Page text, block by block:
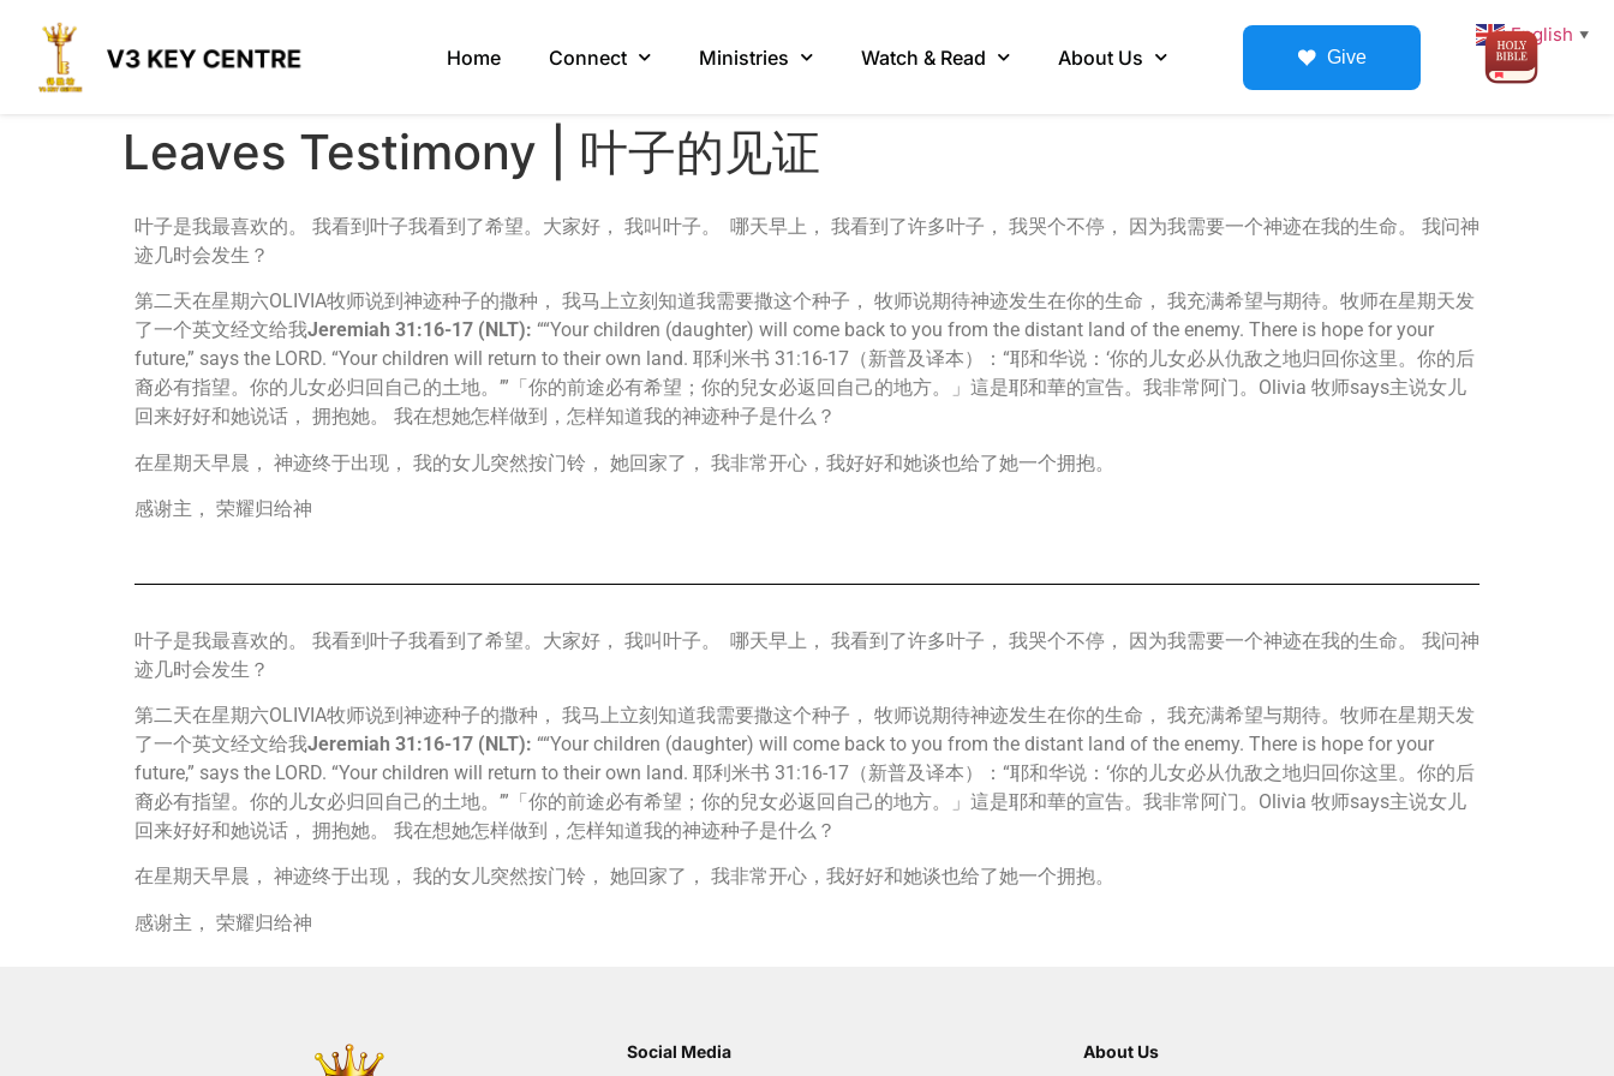
Home Connect Ministries Watch & Read About Us Give
English ▼
Leaves Testimony | 叶子的见证
叶子是我最喜欢的。 我看到叶子我看到了希望。大家好， 我叫叶子。 哪天早上， 我看到了许多叶子， 我哭个不停， 因为我需要一个神迹在我的生命。 我问神
迹几时会发生？
第二天在星期六OLIVIA牧师说到神迹种子的撒种， 我马上立刻知道我需要撒这个种子， 牧师说期待神迹发生在你的生命， 我充满希望与期待。牧师在星期天发
了一个英文经文给我Jeremiah 31:16-17 (NLT): ““Your children (daughter) will come back to you from the distant land of the enemy. There is hope for your
future,” says the LORD. “Your children will return to their own land. 耶利米书 31:16-17（新普及译本）：“耶和华说：‘你的儿女必从仇敌之地归回你这里。你的后
裔必有指望。你的儿女必归回自己的土地。’”「你的前途必有希望；你的兒女必返回自己的地方。」這是耶和華的宣告。我非常阿门。Olivia 牧师says主说女儿
回来好好和她说话， 拥抱她。 我在想她怎样做到，怎样知道我的神迹种子是什么？
在星期天早晨， 神迹终于出现， 我的女儿突然按门铃， 她回家了， 我非常开心，我好好和她谈也给了她一个拥抱。
感谢主， 荣耀归给神
叶子是我最喜欢的。 我看到叶子我看到了希望。大家好， 我叫叶子。 哪天早上， 我看到了许多叶子， 我哭个不停， 因为我需要一个神迹在我的生命。 我问神
迹几时会发生？
第二天在星期六OLIVIA牧师说到神迹种子的撒种， 我马上立刻知道我需要撒这个种子， 牧师说期待神迹发生在你的生命， 我充满希望与期待。牧师在星期天发
了一个英文经文给我Jeremiah 31:16-17 (NLT): ““Your children (daughter) will come back to you from the distant land of the enemy. There is hope for your
future,” says the LORD. “Your children will return to their own land. 耶利米书 31:16-17（新普及译本）：“耶和华说：‘你的儿女必从仇敌之地归回你这里。你的后
裔必有指望。你的儿女必归回自己的土地。’”「你的前途必有希望；你的兒女必返回自己的地方。」這是耶和華的宣告。我非常阿门。Olivia 牧师says主说女儿
回来好好和她说话， 拥抱她。 我在想她怎样做到，怎样知道我的神迹种子是什么？
在星期天早晨， 神迹终于出现， 我的女儿突然按门铃， 她回家了， 我非常开心，我好好和她谈也给了她一个拥抱。
感谢主， 荣耀归给神
Social Media About Us